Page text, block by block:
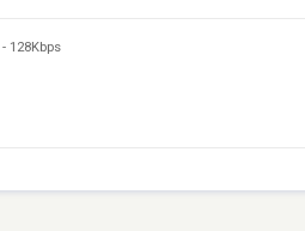
- 128Kbps